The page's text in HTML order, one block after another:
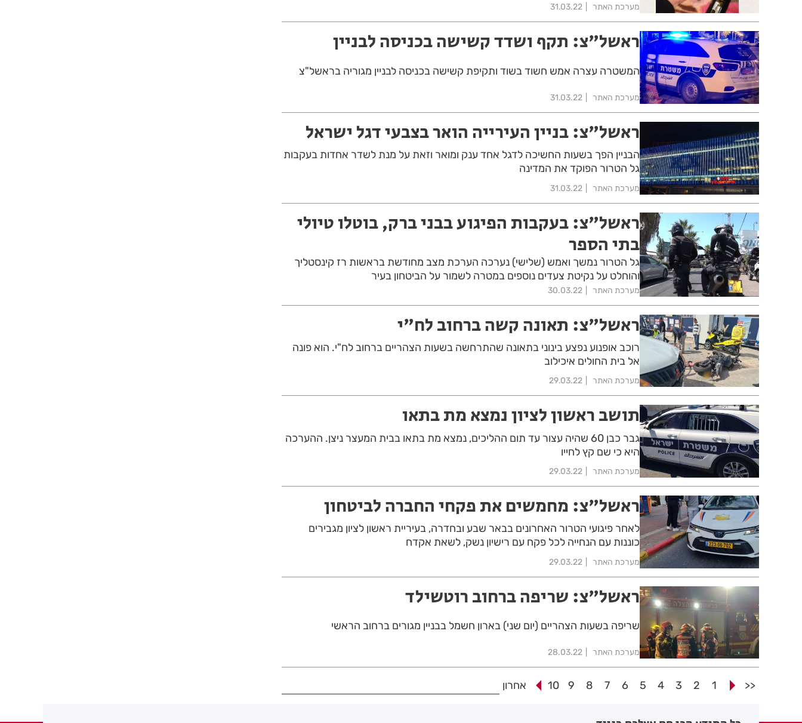
מערכת האתר 31.03.22
ראשל"צ: תקף ושדד קשישה בכניסה לבניין
המשטרה עצרה אמש חשוד בשוד ותקיפת קשישה בכניסה לבניין מגוריה בראשל"צ
מערכת האתר 31.03.22
ראשל"צ: בניין העירייה הואר בצבעי דגל ישראל
הבניין הפך בשעות החשיכה לדגל אחד ענק ומואר וזאת על מנת לשדר אחדות בעקבות
גל הטרור הפוקד את המדינה
מערכת האתר 31.03.22
ראשל"צ: בעקבות הפיגוע בבני ברק, בוטלו טיולי
בתי הספר
גל הטרור נמשך ואמש (שלישי) נערכה הערכת מצב מחודשת בראשות רז קינסטליך
והוחלט על נקיטת צעדים נוספים במטרה לשמור על הביטחון בעיר
מערכת האתר 30.03.22
ראשל"צ: תאונה קשה ברחוב לח"י
רוכב אופנוע נפצע בינוני בתאונה שהתרחשה בשעות הצהריים ברחוב לח"י. הוא פונה
אל בית החולים איכילוב
מערכת האתר 29.03.22
תושב ראשון לציון נמצא מת בתאו
גבר כבן 60 שהיה עצור עד תום ההליכים, נמצא מת בתאו בבית המעצר ניצן. ההערכה
היא כי שם קץ לחייו
מערכת האתר 29.03.22
ראשל"צ: מחמשים את פקחי החברה לביטחון
לאחר פיגועי הטרור האחרונים בבאר שבע ובחדרה, בעיריית ראשון לציון מגבירים
כוננות עם הנחייה לכל פקח עם רישיון נשק, לשאת אקדח
מערכת האתר 29.03.22
ראשל"צ: שריפה ברחוב רוטשילד
שריפה בשעות הצהריים (יום שני) בארון חשמל בבניין מגורים ברחוב הראשי
מערכת האתר 28.03.22
<<
1
2
3
4
5
6
7
8
9
10 אחרון